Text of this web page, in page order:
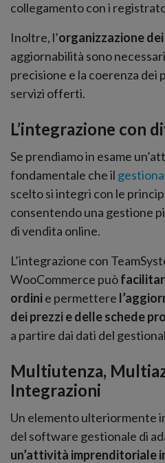
collegamento con i
Inoltre, l’organizzazione
aggiornabilità sono
precisione e la coerenza dei
servizi offerti.
L’integrazione con
Se prendiamo in esame
fondamentale che il
scelto si integri con le
consentendo una gestione
di vendita online.
L’integrazione con
WooCommerce può
ordinie permettere
dei prezzi e delle schede
a partire dai dati del
Multiutenza,
Integrazioni
Un elemento ulteriormente
del software gestionale di
un’attività imprenditoriale